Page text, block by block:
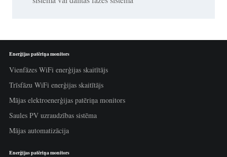
Enerģijas patēriņa monitors
Vienfāzes WiFi enerģijas skaitītājs
Trīsfāzu WiFi enerģijas skaitītājs
Mājas elektroenerģijas patēriņa monitors
Saules PV uzraudzības sistēma
Mājas automatizācija
Enerģijas patēriņa monitors